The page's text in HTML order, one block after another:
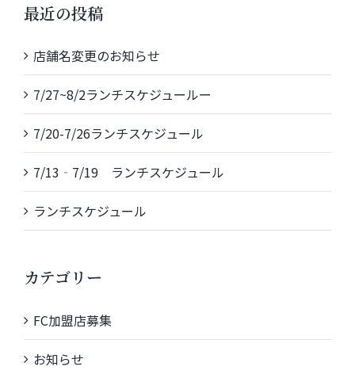
最近の投稿
店舗名変更のお知らせ
7/27~8/2ランチスケジュールー
7/20-7/26ランチスケジュール
7/13‐7/19 ランチスケジュール
ランチスケジュール
カテゴリー
FC加盟店募集
お知らせ